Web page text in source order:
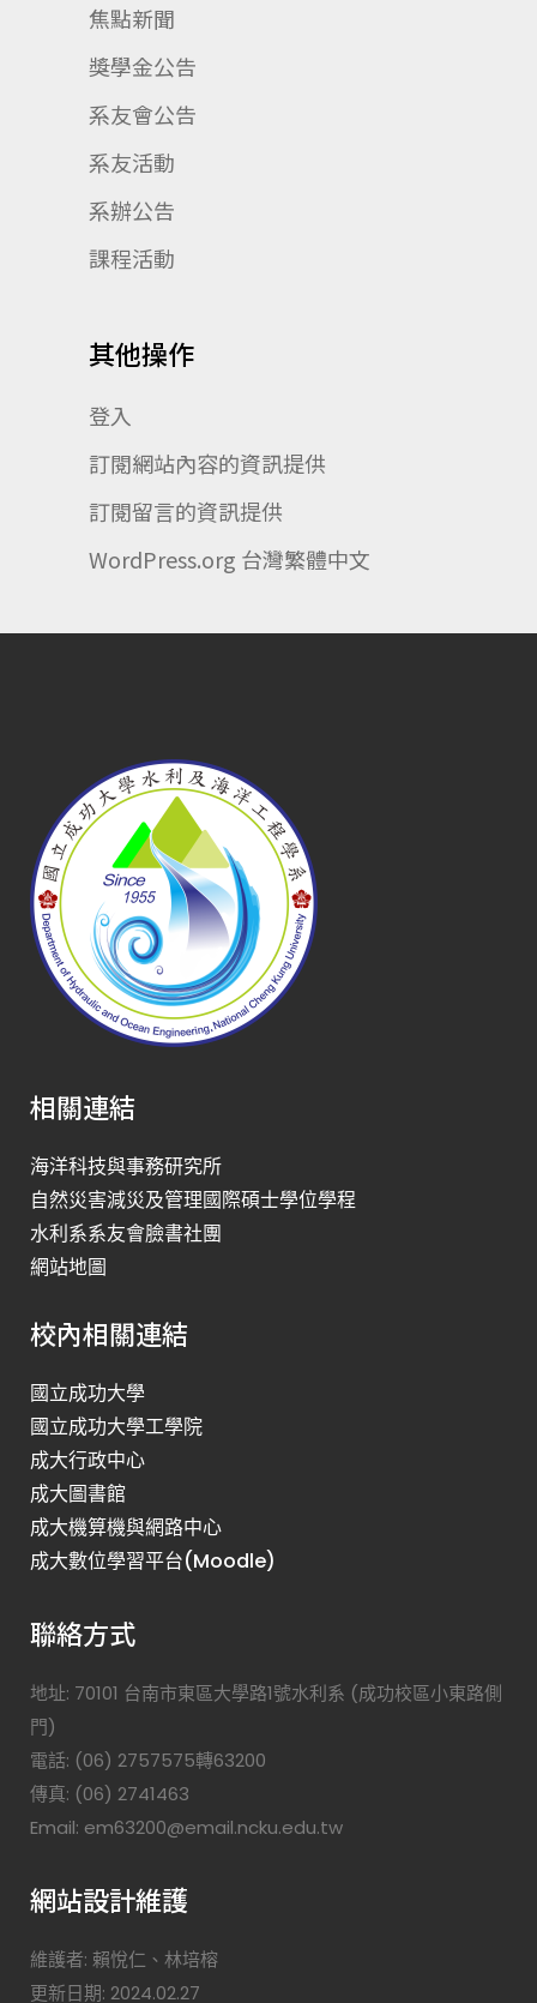
焦點新聞
獎學金公告
系友會公告
系友活動
系辦公告
課程活動
其他操作
登入
訂閱網站內容的資訊提供
訂閱留言的資訊提供
WordPress.org 台灣繁體中文
相關連結
海洋科技與事務研究所
自然災害減災及管理國際碩士學位學程
水利系系友會臉書社團
網站地圖
校內相關連結
國立成功大學
國立成功大學工學院
成大行政中心
成大圖書館
成大機算機與網路中心
成大數位學習平台(Moodle)
聯絡方式
地址: 70101 台南市東區大學路1號水利系 (成功校區小東路側
門)
電話: (06) 2757575轉63200
傳真: (06) 2741463
Email: em63200@email.ncku.edu.tw
網站設計維護
維護者: 賴悅仁、林培榕
更新日期: 2024.02.27